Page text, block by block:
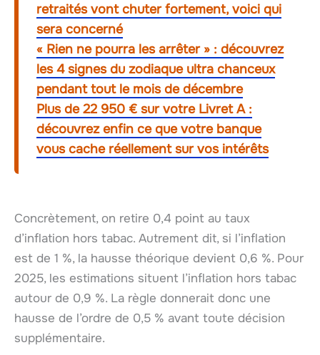
retraités vont chuter fortement, voici qui
sera concerné
« Rien ne pourra les arrêter » : découvrez
les 4 signes du zodiaque ultra chanceux
pendant tout le mois de décembre
Plus de 22 950 € sur votre Livret A :
découvrez enfin ce que votre banque
vous cache réellement sur vos intérêts
Concrètement, on retire 0,4 point au taux
d’inflation hors tabac. Autrement dit, si l’inflation
est de 1 %, la hausse théorique devient 0,6 %. Pour
2025, les estimations situent l’inflation hors tabac
autour de 0,9 %. La règle donnerait donc une
hausse de l’ordre de 0,5 % avant toute décision
supplémentaire.